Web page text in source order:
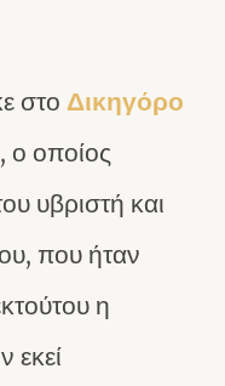
στο Δικηγόρο
, ο οποίος
υβριστή και
που ήταν
η
εκεί